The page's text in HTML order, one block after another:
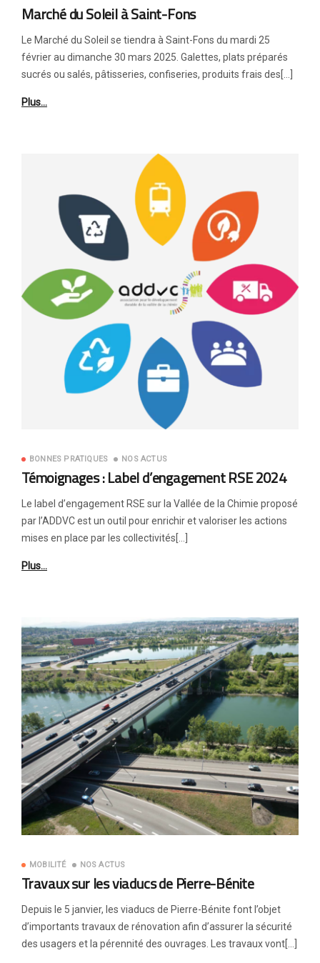
Marché du Soleil à Saint-Fons
Le Marché du Soleil se tiendra à Saint-Fons du mardi 25
février au dimanche 30 mars 2025. Galettes, plats préparés
sucrés ou salés, pâtisseries, confiseries, produits frais des[…]
Plus…
BONNES PRATIQUES NOS ACTUS
Témoignages : Label d’engagement RSE 2024
Le label d’engagement RSE sur la Vallée de la Chimie proposé
par l’ADDVC est un outil pour enrichir et valoriser les actions
mises en place par les collectivités[…]
Plus…
MOBILITÉ NOS ACTUS
Travaux sur les viaducs de Pierre-Bénite
Depuis le 5 janvier, les viaducs de Pierre-Bénite font l’objet
d’importants travaux de rénovation afin d’assurer la sécurité
des usagers et la pérennité des ouvrages. Les travaux vont[…]